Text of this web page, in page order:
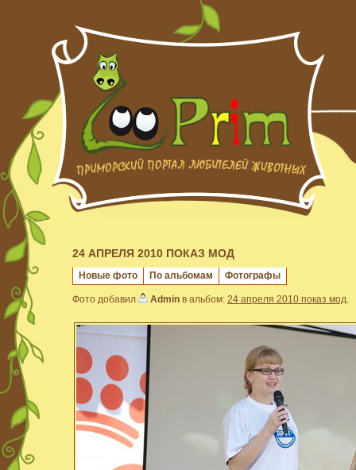
24 АПРЕЛЯ 2010 ПОКАЗ МОД
Новые фото По альбомам Фотографы
Фото добавил Admin в альбом: 24 апреля 2010 показ мод